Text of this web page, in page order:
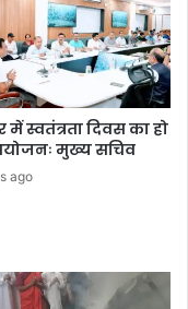
में स्वतंत्रता दिवस का हो
मुख्य सचिव
ago